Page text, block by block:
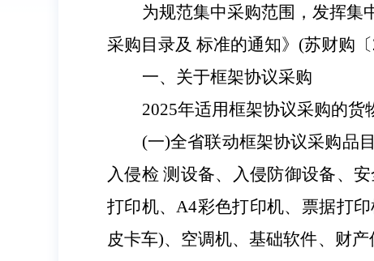
为规范集中采购范围，发挥集
采购目录及 标准的通知》 (苏财购〔
一、关于框架协议采购
2025年适用框架协议采购的货
(一)全省联动框架协议采购品目
入侵检 测设备、入侵防御设备、
打印机、A4彩色打印机、票据打
皮卡车)、空调机、基础软件、财产